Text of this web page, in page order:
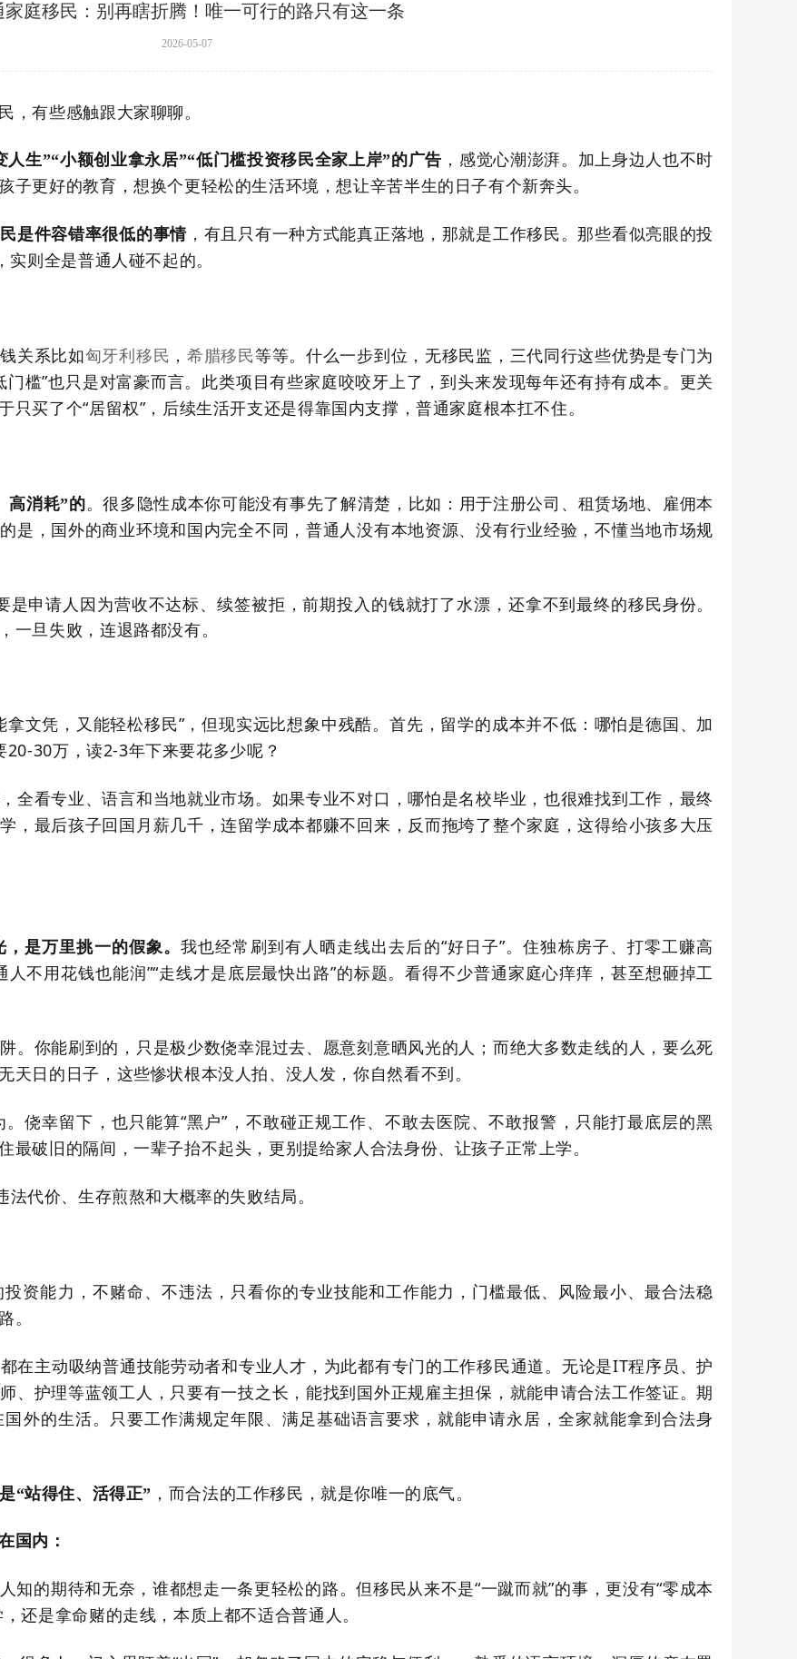
家庭移民：别再瞎折腾！唯一可行的路只有这一条
2026-05-07
，有些感触跟大家聊聊。
人生”“小额创业拿永居”“低门槛投资移民全家上岸”的广告 ，感觉心潮澎湃。加上身边人也不时
子更好的教育，想换个更轻松的生活环境，想让辛苦半生的日子有个新奔头。
是件容错率很低的事情 ，有且只有一种方式能真正落地，那就是工作移民。那些看似亮眼的投
实则全是普通人碰不起的。
关系比如匈牙利移民 ，希腊移民等等。什么一步到位，无移民监，三代同行这些优势是专门为
槛”也只是对富豪而言。此类项目有些家庭咬咬牙上了，到头来发现每年还有持有成本。更关
只买了个“居留权”，后续生活开支还是得靠国内支撑，普通家庭根本扛不住。
高消耗”的。很多隐性成本你可能没有事先了解清楚，比如：用于注册公司、租赁场地、雇佣本
是，国外的商业环境和国内完全不同，普通人没有本地资源、没有行业经验，不懂当地市场规
申请人因为营收不达标、续签被拒，前期投入的钱就打了水漂，还拿不到最终的移民身份。
旦失败，连退路都没有。
文凭，又能轻松移民”，但现实远比想象中残酷。首先，留学的成本并不低：哪怕是德国、加
20-30万，读2-3年下来要花多少呢？
全看专业、语言和当地就业市场。如果专业不对口 ，哪怕是名校毕业，也很难找到工作，最终
，最后孩子回国月薪几千，连留学成本都赚不回来，反而拖垮了整个家庭，这得给小孩多大压
，是万里挑一的假象。我也经常刷到有人晒走线出去后的“好日子”。住独栋房子、打零工赚高
人不用花钱也能润”“走线才是底层最快出路”的标题。看得不少普通家庭心痒痒，甚至想砸掉工
。你能刷到的，只是极少数侥幸混过去、愿意刻意晒风光的人；而绝大多数走线的人，要么死
日的日子，这些惨状根本没人拍、没人发，你自然看不到。
侥幸留下，也只能算“黑户” ，不敢碰正规工作、不敢去医院、不敢报警，只能打最底层的黑
破旧的隔间，一辈子抬不起头，更别提给家人合法身份、让孩子正常上学。
代价、生存煎熬和大概率的失败结局。
资能力，不赌命、不违法，只看你的专业技能和工作能力 ，门槛最低、风险最小、最合法稳
。
在主动吸纳普通技能劳动者和专业人才，为此都有专门的工作移民通道。 无论是IT程序员、护
、护理等蓝领工人，只要有一技之长，能找到国外正规雇主担保，就能申请合法工作签证。期
外的生活。 只要工作满规定年限、满足基础语言要求，就能申请永居，全家就能拿到合法身
“站得住、活得正” ，而合法的工作移民，就是你唯一的底气。
国内：
知的期待和无奈， 谁都想走一条更轻松的路。但移民从来不是“一蹴而就”的事，更没有“零成本
还是拿命赌的走线，本质上都不适合普通人。